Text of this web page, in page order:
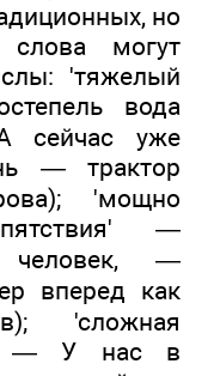
но
слова могут
'тяжелый
вода
сейчас уже
— трактор
'мощно
—
—
вперед как
'сложная
— У нас в